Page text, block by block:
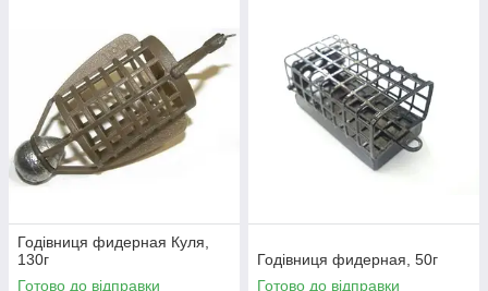
Годівниця фидерная Куля,
130г
Готово до відправки
Годівниця фидерная, 50г
Готово до відправки